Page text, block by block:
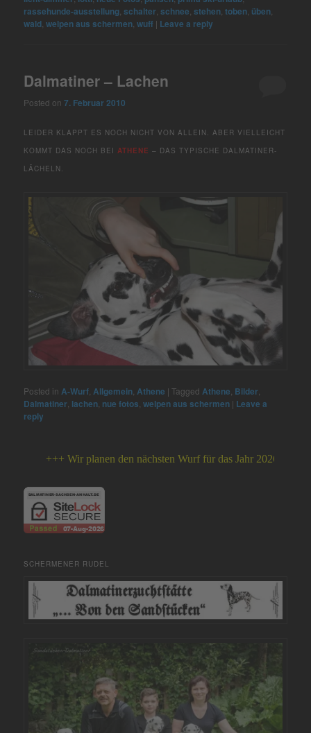
rassehunde-ausstellung ,schalter ,schnee ,stehen ,toben üben
wald ,welpen aus schermen ,wuff | Leave a reply
Dalmatiner – Lachen
Posted on7. Februar 2010
LEIDER KLAPPT ES NOCH NICHT VON ALLEIN. ABER VIELLEICHT
KOMMT DAS NOCH BEIATHENE– DAS TYPISCHE DALMATINER-
LÄCHELN.
Posted in A-Wurf,Allgemein,Athene |Tagged Athene, Bilder,
Dalmatiner, lachen, nue fotos,welpen aus schermen | Leave a
reply
+++ Wir planen den nächsten Wurf für das Jahr 2026 +++
SCHERMENER RUDEL